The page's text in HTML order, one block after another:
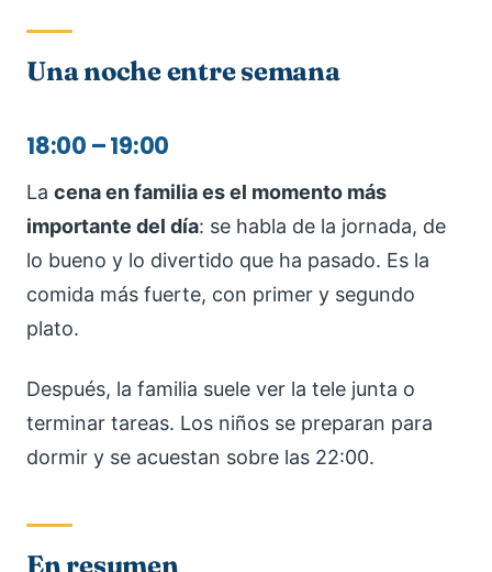
Una noche entre semana
18:00 – 19:00
La cena en familia es el momento más
importante del día: se habla de la jornada, de
lo bueno y lo divertido que ha pasado. Es la
comida más fuerte, con primer y segundo
plato.
Después, la familia suele ver la tele junta o
terminar tareas. Los niños se preparan para
dormir y se acuestan sobre las 22:00.
En resumen